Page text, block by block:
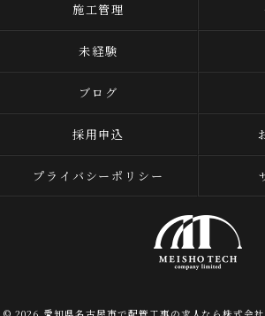
施工管理
未経験
ブログ
採用申込
プライバシーポリシー
© 2026 愛知県名古屋市で配管工事の求人なら株式会